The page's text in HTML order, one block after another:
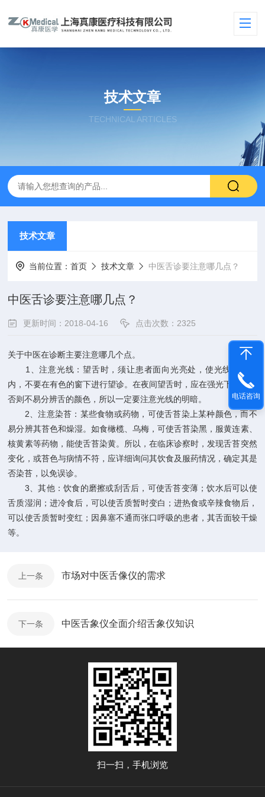
技术文章
TECHNICAL ARTICLES
技术文章
当前位置：首页 技术文章 中医舌诊要注意哪几点？
中医舌诊要注意哪几点？
更新时间：2018-04-16 点击次数：2325
关于中医在诊断主要注意哪几个点。
1、注意光线：望舌时，须让患者面向光亮处，使光线直射口
内，不要在有色的窗下进行望诊。在夜间望舌时，应在强光下进行，
否则不易分辨舌的颜色，所以一定要注意光线的明暗。
2、注意染苔：某些食物或药物，可使舌苔染上某种颜色，而不
易分辨其苔色和燥湿。如食橄榄、乌梅，可使舌苔染黑，服黄连素、
核黄素等药物，能使舌苔染黄。所以，在临床诊察时，发现舌苔突然
变化，或苔色与病情不符，应详细询问其饮食及服药情况，确定其是
否染苔，以免误诊。
3、其他：饮食的磨擦或刮舌后，可使舌苔变薄；饮水后可以使
舌质湿润；进冷食后，可以使舌质暂时变白；进热食或辛辣食物后，
可以使舌质暂时变红；因鼻塞不通而张口呼吸的患者，其舌面较干燥
等。
上一条 市场对中医舌像仪的需求
下一条 中医舌象仪全面介绍舌象仪知识
扫一扫，手机浏览
电话咨询